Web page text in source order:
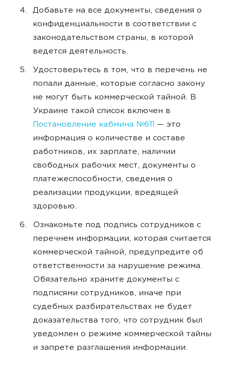
Добавьте на все документы, сведения о
конфиденциальности в соответствии с
законодательством страны, в которой
ведется деятельность.
Удостоверьтесь в том, что в перечень не
попали данные, которые согласно закону
не могут быть коммерческой тайной. В
Украине такой список включен в
Постановление кабмина №611 — это
информация о количестве и составе
работников, их зарплате, наличии
свободных рабочих мест, документы о
платежеспособности, сведения о
реализации продукции, вредящей
здоровью.
Ознакомьте под подпись сотрудников с
перечнем информации, которая считается
коммерческой тайной, предупредите об
ответственности за нарушение режима.
Обязательно храните документы с
подписями сотрудников, иначе при
судебных разбирательствах не будет
доказательства того, что сотрудник был
уведомлен о режиме коммерческой тайны
и запрете разглашения информации.